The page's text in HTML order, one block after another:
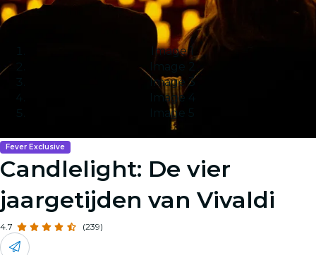
Image 1
Image 2
Image 3
Image 4
Image 5
Fever Exclusive
Candlelight: De vier
jaargetijden van Vivaldi
4.7 (239)